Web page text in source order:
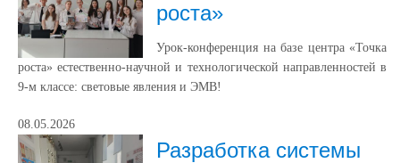
роста»
Урок‑конференция на базе центра «Точка
роста» естественно‑научной и технологической направленностей в
9‑м классе: световые явления и ЭМВ!
08.05.2026
Разработка системы